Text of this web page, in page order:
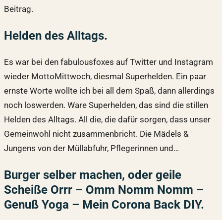
Beitrag.
Helden des Alltags.
Es war bei den fabulousfoxes auf Twitter und Instagram
wieder MottoMittwoch, diesmal Superhelden. Ein paar
ernste Worte wollte ich bei all dem Spaß, dann allerdings
noch loswerden. Ware Superhelden, das sind die stillen
Helden des Alltags. All die, die dafür sorgen, dass unser
Gemeinwohl nicht zusammenbricht. Die Mädels &
Jungens von der Müllabfuhr, Pflegerinnen und…
Burger selber machen, oder geile
Scheiße Orrr – Omm Nomm Nomm –
Genuß Yoga – Mein Corona Back DIY.